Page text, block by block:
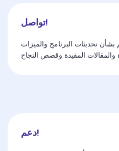
تواصل!
تحديثات البرنامج والميزات
دعم!